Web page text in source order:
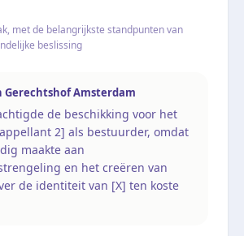
met de belangrijkste standpunten van
beslissing
Gerechtshof Amsterdam
de beschikking voor het
2] als bestuurder, omdat
maakte aan
en het creëren van
de identiteit van [X] ten koste